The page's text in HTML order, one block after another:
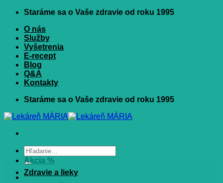
Skip
content
Staráme sa o Vaše zdravie od roku 1995
O nás
Služby
Vyšetrenia
E-recept
Blog
Q&A
Kontakty
Staráme sa o Vaše zdravie od roku 1995
Hľadať:
Akcia %
Zdravie a lieky